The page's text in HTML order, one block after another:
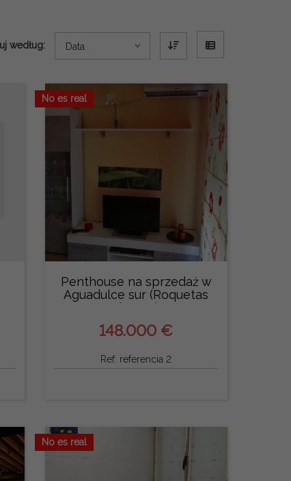
według: Data
No es real
Penthouse na sprzedaż w
Aguadulce sur (Roquetas
de Mar)
148.000 €
Ref: referencia 2
No es real